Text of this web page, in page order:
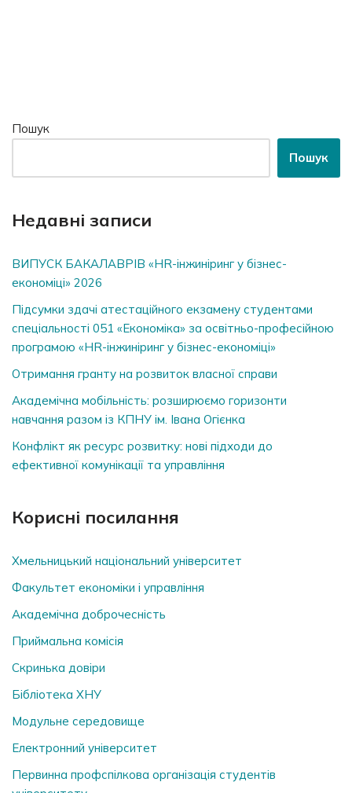
Пошук
Пошук
Недавні записи
ВИПУСК БАКАЛАВРІВ «HR-інжиніринг у бізнес-
економіці» 2026
Підсумки здачі атестаційного екзамену студентами
спеціальності 051 «Економіка» за освітньо-професійною
програмою «HR-інжиніринг у бізнес-економіці»
Отримання гранту на розвиток власної справи
Академічна мобільність: розширюємо горизонти
навчання разом із КПНУ ім. Івана Огієнка
Конфлікт як ресурс розвитку: нові підходи до
ефективної комунікації та управління
Корисні посилання
Хмельницький національний університет
Факультет економіки і управління
Академічна доброчесність
Приймальна комісія
Скринька довiри
Бібліотека ХНУ
Модульне середовище
Електронний університет
Первинна профспілкова організація студентів